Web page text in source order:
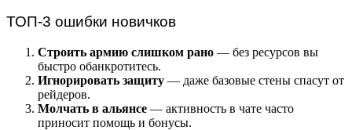
ТОП-3 ошибки новичков
Строить армию слишком рано — без ресурсов вы
быстро обанкротитесь.
Игнорировать защиту — даже базовые стены спасут от
рейдеров.
Молчать в альянсе — активность в чате часто
приносит помощь и бонусы.